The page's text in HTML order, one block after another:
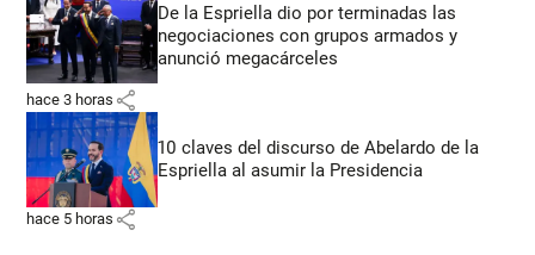
De la Espriella dio por terminadas las
negociaciones con grupos armados y
anunció megacárceles
hace 3 horas share
10 claves del discurso de Abelardo de la
Espriella al asumir la Presidencia
hace 5 horas share